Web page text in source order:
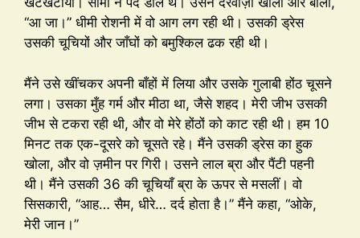
“आ जा।” धीमी रोशनी में वो आग लग रही थी। उसकी ड्रेस
उसकी चूचियों और जाँघों को बमुश्किल ढक रही थी।
मैंने उसे खींचकर अपनी बाँहों में लिया और उसके गुलाबी होंठ चूसने
लगा। उसका मुँह गर्म और मीठा था, जैसे शहद। मेरी जीभ उसकी
जीभ से टकरा रही थी, और वो मेरे होंठों को काट रही थी। हम 10
मिनट तक एक-दूसरे को चूसते रहे। मैंने उसकी ड्रेस का हुक
खोला, और वो ज़मीन पर गिरी। उसने लाल ब्रा और पैंटी पहनी
थी। मैंने उसकी 36 की चूचियाँ ब्रा के ऊपर से मसलीं। वो
सिसकारी, “आह… सैम, धीरे… दर्द होता है।” मैंने कहा, “ओके,
मेरी जान।”